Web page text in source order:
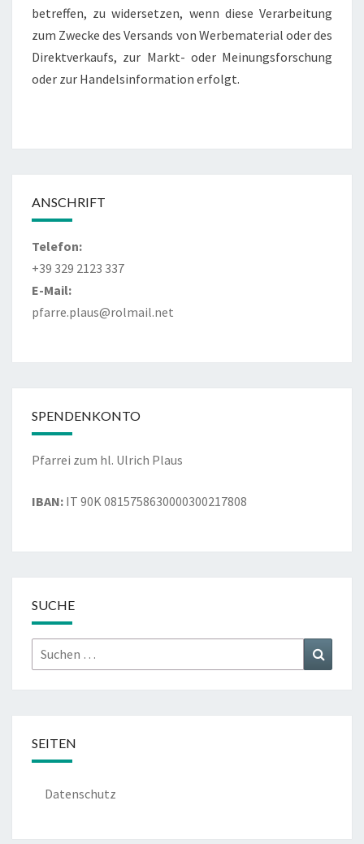
betreffen, zu widersetzen, wenn diese Verarbeitung
zum Zwecke des Versands von Werbematerial oder des
Direktverkaufs, zur Markt- oder Meinungsforschung
oder zur Handelsinformation erfolgt.
ANSCHRIFT
Telefon:
+39 329 2123 337
E-Mail:
pfarre.plaus@rolmail.net
SPENDENKONTO
Pfarrei zum hl. Ulrich Plaus
IBAN: IT 90K 0815758630000300217808
SUCHE
Suchen
nach:
SEITEN
Datenschutz